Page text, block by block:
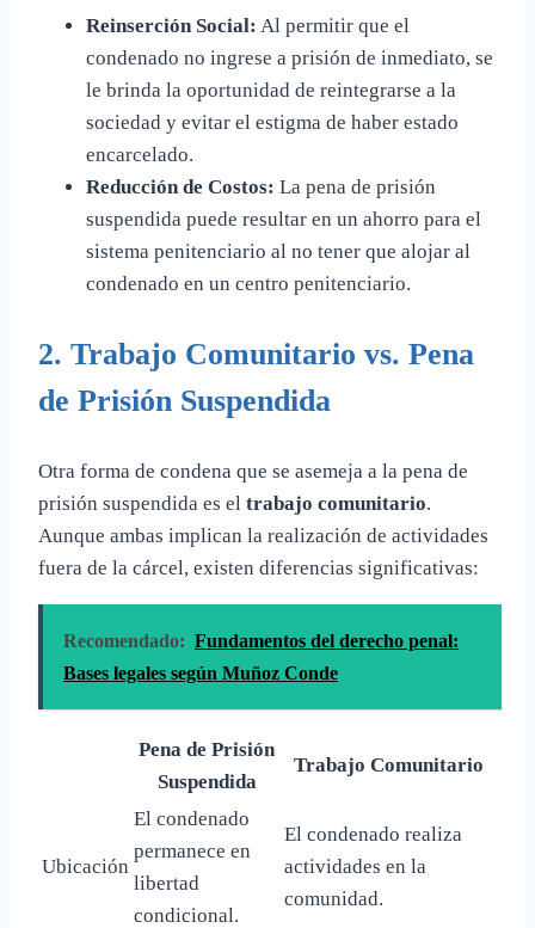
Reinserción Social: Al permitir que el
condenado no ingrese a prisión de inmediato, se
le brinda la oportunidad de reintegrarse a la
sociedad y evitar el estigma de haber estado
encarcelado.
Reducción de Costos: La pena de prisión
suspendida puede resultar en un ahorro para el
sistema penitenciario al no tener que alojar al
condenado en un centro penitenciario.
2. Trabajo Comunitario vs. Pena
de Prisión Suspendida
Otra forma de condena que se asemeja a la pena de
prisión suspendida es el trabajo comunitario.
Aunque ambas implican la realización de actividades
fuera de la cárcel, existen diferencias significativas:
Recomendado: Fundamentos del derecho penal:
Bases legales según Muñoz Conde
Pena de Prisión
Suspendida
Trabajo Comunitario
Ubicación
El condenado
permanece en
libertad
condicional.
El condenado realiza
actividades en la
comunidad.